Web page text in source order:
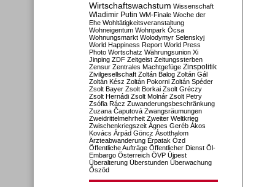
Wirtschaftswachstum Wissenschaft
Wladimir Putin WM-Finale Woche der
Ehe Wohltätigkeitsveranstaltung
Wohneigentum Wohnpark Ócsa
Wohnungsmarkt Wolodymyr Selenskyj
World Happiness Report World Press
Photo Wortschatz Währungsunion Xi
Jinping ZDF Zeitgeist Zeitungssterben
Zensur Zentrales Machtgefüge Zinspolitik
Zivilgesellschaft Zoltán Balog Zoltán Gál
Zoltán Kész Zoltán Pokorni Zoltán Spéder
Zsolt Bayer Zsolt Borkai Zsolt Gréczy
Zsolt Hernádi Zsolt Molnár Zsolt Petry
Zsófia Rácz Zuwanderungsbeschränkung
Zuzana Čaputová Zwangsräumungen
Zweidrittelmehrheit Zweiter Weltkrieg
Zwischenkriegszeit Ágnes Geréb Ákos
Kovács Árpád Göncz Ásotthalom
Ärzteabwanderung Érpatak Ózd
Öffentliche Aufträge Öffentlicher Dienst Öl-
Embargo Österreich ÖVP Újpest
Überalterung Überstunden Überwachung
Őszöd